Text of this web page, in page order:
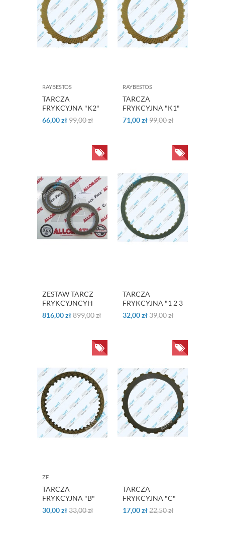
RAYBESTOS
TARCZA
FRYKCYJNA "K2"
MAŁA S-TRONIC
66,00zł99,00zł
RAYBESTOS
TARCZA
FRYKCYJNA "K1"
DUŻA S-TRONIC
71,00zł99,00zł
ZESTAW TARCZ
FRYKCYJNCYH
FW6A-EL
816,00zł899,00zł
TARCZA
FRYKCYJNA "1 2 3
4" "2-6"
"REVERSE" GM
32,00zł39,00zł
ZF
TARCZA
FRYKCYJNA "B"
ZF 8HP55 / 8HP70
30,00zł33,00zł
TARCZA
FRYKCYJNA "C"
"E" ZF 8HP45 /
8HP70
17,00zł22,50zł